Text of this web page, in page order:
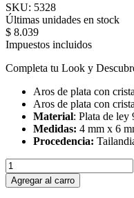
SKU: 5328
Últimas unidades en stock
$ 8.039
Impuestos incluidos
Completa tu Look y
Aros de plata con
Aros de plata con
Material: Plata de ley
Medidas: 4 mm x 6
Procedencia:
Agregar al carro